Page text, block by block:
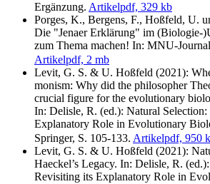
Ergänzung. Artikelpdf, 329 kb
Porges, K., Bergens, F., Hoßfeld, U.
Die "Jenaer Erklärung" im (Biologie-
zum Thema machen! In: MNU-
Artikelpdf, 2 mb
Levit, G. S. & U. Hoßfeld (2021):
monism: Why did the philosopher
crucial figure for the evolutionary
In: Delisle, R. (ed.): Natural
Explanatory Role in Evolutionary
Springer, S. 105-133. Artikelpdf, 950
Levit, G. S. & U. Hoßfeld (2021):
Haeckel’s Legacy. In: Delisle, R.
Revisiting its Explanatory Role in